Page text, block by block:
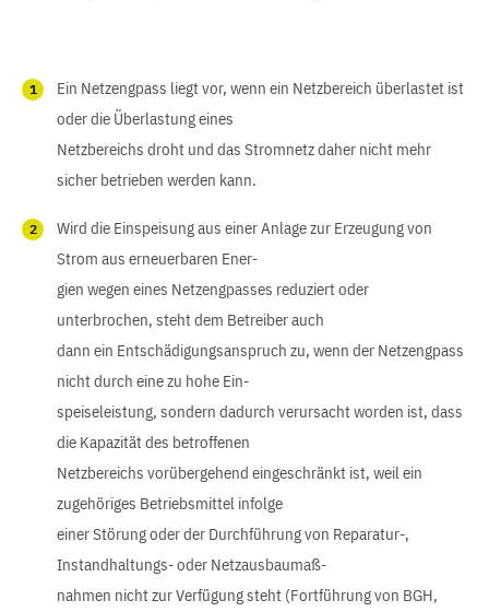
Ein Netzengpass liegt vor, wenn ein Netzbereich überlastet ist
oder die Überlastung eines
Netzbereichs droht und das Stromnetz daher nicht mehr
sicher betrieben werden kann.
Wird die Einspeisung aus einer Anlage zur Erzeugung von
Strom aus erneuerbaren Ener-
gien wegen eines Netzengpasses reduziert oder
unterbrochen, steht dem Betreiber auch
dann ein Entschädigungsanspruch zu, wenn der Netzengpass
nicht durch eine zu hohe Ein-
speiseleistung, sondern dadurch verursacht worden ist, dass
die Kapazität des betroffenen
Netzbereichs vorübergehend eingeschränkt ist, weil ein
zugehöriges Betriebsmittel infolge
einer Störung oder der Durchführung von Reparatur-,
Instandhaltungs- oder Netzausbaumaß-
nahmen nicht zur Verfügung steht (Fortführung von BGH,